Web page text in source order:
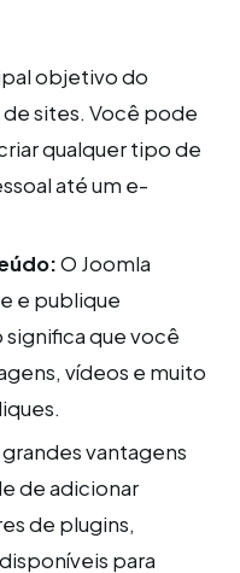
objetivo do
de sites. Você pode
qualquer tipo de
até um e-
O Joomla
e publique
que você
vídeos e muito
grandes vantagens
de adicionar
de plugins,
para